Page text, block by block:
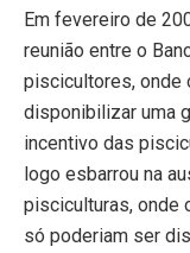
Em fevereiro de
reunião entre o
piscicultores, onde
disponibilizar uma
incentivo das
logo esbarrou na
pisciculturas, onde
só poderiam ser